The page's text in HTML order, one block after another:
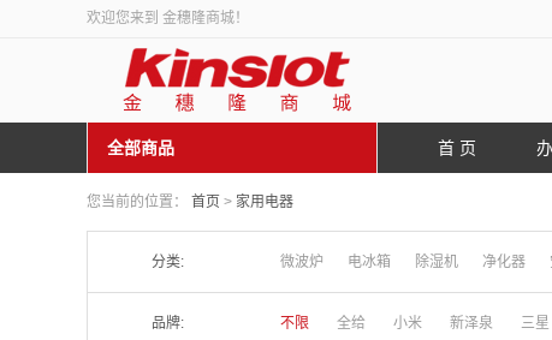
欢迎您来到 金穗隆商城！
全部商品 首 页
您当前的位置： 首页 > 家用电器
分类: 微波炉 电冰箱 除湿机 净化器
品牌: 不限 全给 小米 新泽泉 三星